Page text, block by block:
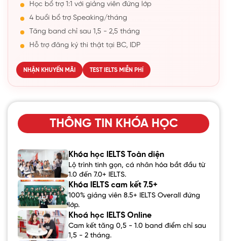
Học bổ trợ 1:1 với giảng viên đứng lớp
4 buổi bổ trợ Speaking/tháng
Tăng band chỉ sau 1,5 - 2,5 tháng
Hỗ trợ đăng ký thi thật tại BC, IDP
NHẬN KHUYẾN MÃI TEST IELTS MIỄN PHÍ
THÔNG TIN KHÓA HỌC
Khóa học IELTS Toàn diện
Lộ trình tinh gọn, cá nhân hóa bắt đầu từ
1.0 đến 7.0+ IELTS.
Khóa IELTS cam kết 7.5+
100% giảng viên 8.5+ IELTS Overall đứng
lớp.
Khoá học IELTS Online
Cam kết tăng 0,5 - 1.0 band điểm chỉ sau
1,5 - 2 tháng.